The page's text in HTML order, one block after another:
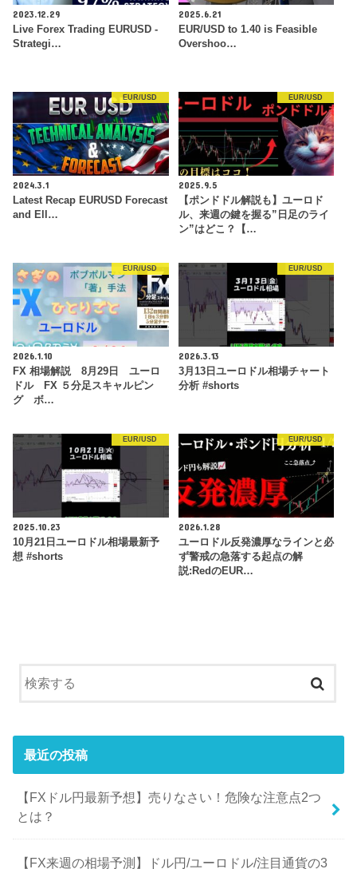
2023.12.29
Live Forex Trading EURUSD -
Strategi…
2025.6.21
EUR/USD to 1.40 is Feasible
Overshoo…
EUR/USD
2024.3.1
Latest Recap EURUSD Forecast
and Ell…
EUR/USD
2025.9.5
【ポンドドル解説も】ユーロド
ル、来週の鍵を握る”日足のライ
ン”はどこ？【…
EUR/USD
2026.1.10
FX 相場解説 8月29日 ユーロ
ドル FX ５分足スキャルピン
グ ボ…
EUR/USD
2026.3.13
3月13日ユーロドル相場チャート
分析 #shorts
EUR/USD
2025.10.23
10月21日ユーロドル相場最新予
想 #shorts
EUR/USD
2026.1.28
ユーロドル反発濃厚なラインと必
ず警戒の急落する起点の解
説:RedのEUR…
最近の投稿
【FXドル円最新予想】売りなさい！危険な注意点2つ
とは？
【FX来週の相場予測】ドル円/ユーロドル/注目通貨の3